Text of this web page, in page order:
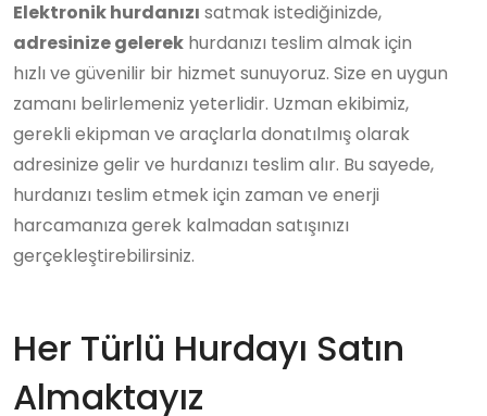
Elektronik hurdanızı satmak istediğinizde,
adresinize gelerek hurdanızı teslim almak için
hızlı ve güvenilir bir hizmet sunuyoruz. Size en uygun
zamanı belirlemeniz yeterlidir. Uzman ekibimiz,
gerekli ekipman ve araçlarla donatılmış olarak
adresinize gelir ve hurdanızı teslim alır. Bu sayede,
hurdanızı teslim etmek için zaman ve enerji
harcamanıza gerek kalmadan satışınızı
gerçekleştirebilirsiniz.
Her Türlü Hurdayı Satın
Almaktayız